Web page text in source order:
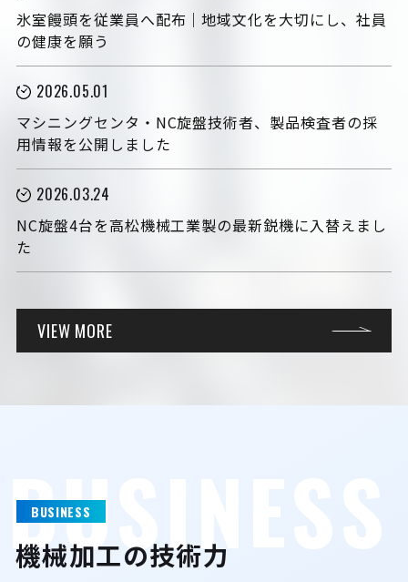
氷室饅頭を従業員へ配布｜地域文化を大切にし、社員
の健康を願う
2026.05.01
マシニングセンタ・NC旋盤技術者、製品検査者の採
用情報を公開しました
2026.03.24
NC旋盤4台を高松機械工業製の最新鋭機に入替えまし
た
VIEW MORE
BUSIN
BUSINESS
機械加工の技術力